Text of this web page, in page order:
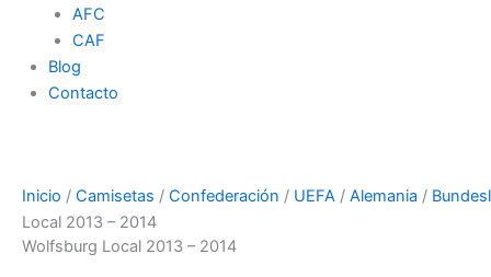
AFC
CAF
Blog
Contacto
Inicio / Camisetas / Confederación / UEFA / Alemania /
Local 2013 – 2014
Wolfsburg Local 2013 – 2014